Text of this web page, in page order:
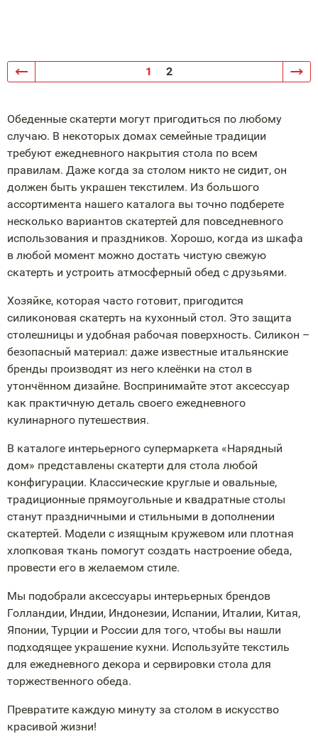
1 2
Обеденные скатерти могут пригодиться по любому
случаю. В некоторых домах семейные традиции
требуют ежедневного накрытия стола по всем
правилам. Даже когда за столом никто не сидит, он
должен быть украшен текстилем. Из большого
ассортимента нашего каталога вы точно подберете
несколько вариантов скатертей для повседневного
использования и праздников. Хорошо, когда из шкафа
в любой момент можно достать чистую свежую
скатерть и устроить атмосферный обед с друзьями.
Хозяйке, которая часто готовит, пригодится
силиконовая скатерть на кухонный стол. Это защита
столешницы и удобная рабочая поверхность. Силикон –
безопасный материал: даже известные итальянские
бренды производят из него клеёнки на стол в
утончённом дизайне. Воспринимайте этот аксессуар
как практичную деталь своего ежедневного
кулинарного путешествия.
В каталоге интерьерного супермаркета «Нарядный
дом» представлены скатерти для стола любой
конфигурации. Классические круглые и овальные,
традиционные прямоугольные и квадратные столы
станут праздничными и стильными в дополнении
скатертей. Модели с изящным кружевом или плотная
хлопковая ткань помогут создать настроение обеда,
провести его в желаемом стиле.
Мы подобрали аксессуары интерьерных брендов
Голландии, Индии, Индонезии, Испании, Италии, Китая,
Японии, Турции и России для того, чтобы вы нашли
подходящее украшение кухни. Используйте текстиль
для ежедневного декора и сервировки стола для
торжественного обеда.
Превратите каждую минуту за столом в искусство
красивой жизни!